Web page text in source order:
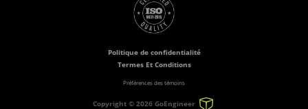
Politique de confidentialité
Termes Et Conditions
Préférences des témoins
Copyright ©2026 GoEngineer